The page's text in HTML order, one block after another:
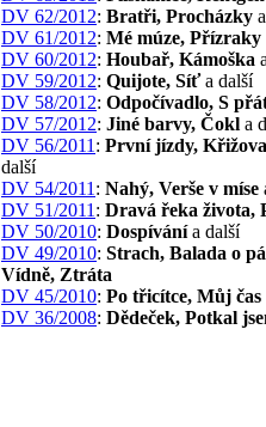
DV 62/2012: Bratři, Procházky
DV 61/2012: Mé múze, Přízraky
DV 60/2012: Houbař, Kámoška
DV 59/2012: Quijote, Síťa další
DV 58/2012: Odpočívadlo, S
DV 57/2012: Jiné barvy, Čokl a
DV 56/2011 : První jízdy,
další
DV 54/2011 : Nahý, Verše v míse
DV 51/2011 : Dravá řeka života,
DV 50/2010: Dospívánía další
DV 49/2010: Strach, Balada o
Vídně, Ztráta
DV 45/2010: Po třicítce, Můj čas
DV 36/2008: Dědeček, Potkal